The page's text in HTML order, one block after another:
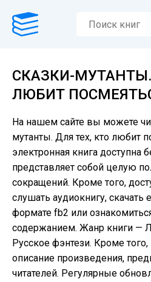
СКАЗКИ-
ЛЮБИТ
На нашем сайте вы можете
мутанты. Для тех, кто любит
электронная книга доступна
представляет собой целую
сокращений. Кроме того,
слушать аудиокнигу, скачать
формате fb2 или
содержанием. Жанр книги —
Русское фэнтези. Кроме
описание произведения,
читателей. Регулярные